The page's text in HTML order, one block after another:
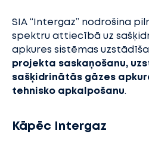
SIA “Intergaz” nodrošina
spektru attiecībā uz
apkures sistēmas
projekta saskaņošanu,
sašķidrinātās gāzes
tehnisko apkalpošanu.
Kāpēc Intergaz